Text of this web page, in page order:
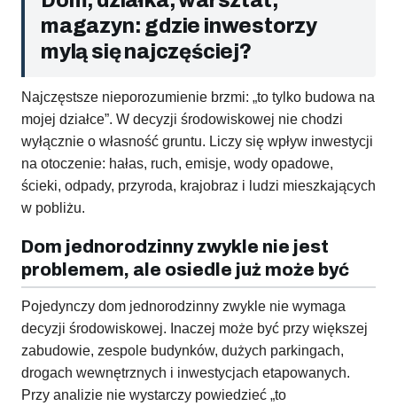
magazyn: gdzie inwestorzy
mylą się najczęściej?
Najczęstsze nieporozumienie brzmi: „to tylko budowa na
mojej działce”. W decyzji środowiskowej nie chodzi
wyłącznie o własność gruntu. Liczy się wpływ inwestycji
na otoczenie: hałas, ruch, emisje, wody opadowe,
ścieki, odpady, przyroda, krajobraz i ludzi mieszkających
w pobliżu.
Dom jednorodzinny zwykle nie jest
problemem, ale osiedle już może być
Pojedynczy dom jednorodzinny zwykle nie wymaga
decyzji środowiskowej. Inaczej może być przy większej
zabudowie, zespole budynków, dużych parkingach,
drogach wewnętrznych i inwestycjach etapowanych.
Przy analizie nie wystarczy powiedzieć „to